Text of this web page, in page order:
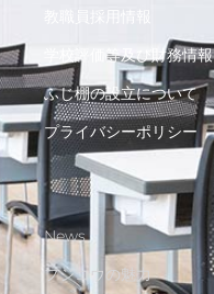
教職員採用情報
学校評価等及び財務情報
ふじ棚の設立について
プライバシーポリシー
News
フジコウの魅力